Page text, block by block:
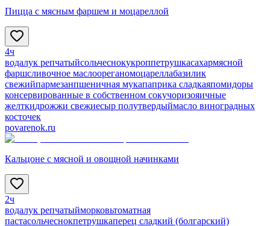
Пицца с мясным фаршем и моцареллой
4ч
водалук репчатыйсольчеснокукроппетрушкасахармясной
фаршсливочное маслоореганомоцареллабазилик
свежийпармезанпшеничная мукапаприка сладкаяпомидоры
консервированные в собственном сокучоризояичные
желткидрожжи свежиесыр полутвердыймасло виноградных
косточек
povarenok.ru
Кальцоне с мясной и овощной начинками
2ч
водалук репчатыйморковьтоматная
пастасольчеснокпетрушкаперец сладкий (болгарский)